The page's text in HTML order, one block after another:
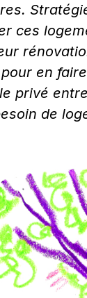
ces
en
privé
de